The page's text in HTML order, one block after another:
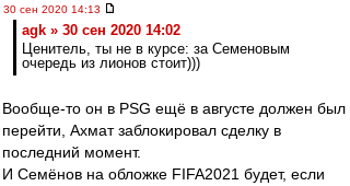
30 сен 2020 14:13
agk » 30 сен 2020 14:02
Ценитель, ты не в курсе: за Семеновым
очередь из лионов стоит)))
Вообще-то он в PSG ещё в августе должен был
перейти, Ахмат заблокировал сделку в
последний момент.
И Семёнов на обложке FIFA2021 будет, если